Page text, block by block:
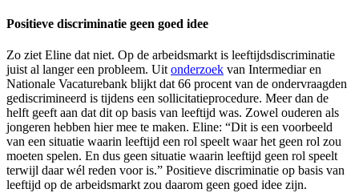
Positieve discriminatie geen goed idee
Zo ziet Eline dat niet. Op de arbeidsmarkt is leeftijdsdiscriminatie
juist al langer een probleem. Uit onderzoek van Intermediar en
Nationale Vacaturebank blijkt dat 66 procent van de ondervraagden
gediscrimineerd is tijdens een sollicitatieprocedure. Meer dan de
helft geeft aan dat dit op basis van leeftijd was. Zowel ouderen als
jongeren hebben hier mee te maken. Eline: “Dit is een voorbeeld
van een situatie waarin leeftijd een rol speelt waar het geen rol zou
moeten spelen. En dus geen situatie waarin leeftijd geen rol speelt
terwijl daar wél reden voor is.” Positieve discriminatie op basis van
leeftijd op de arbeidsmarkt zou daarom geen goed idee zijn.